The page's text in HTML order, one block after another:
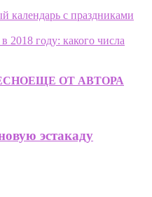
календарь с праздниками
2018 году: какого числа
ЕЩЕ ОТ АВТОРА
эстакаду